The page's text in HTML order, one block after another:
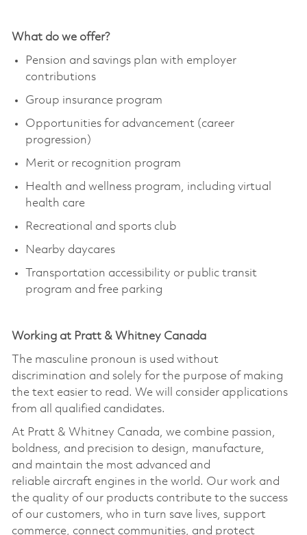
What do we offer?
Pension and savings plan with employer
contributions
Group insurance program
Opportunities for advancement (career
progression)
Merit or recognition program
Health and wellness program, including virtual
health care
Recreational and sports club
Nearby daycares
Transportation accessibility or public transit
program and free parking
Working at Pratt & Whitney Canada
The masculine pronoun is used without
discrimination and solely for the purpose of making
the text easier to read. We will consider applications
from all qualified candidates.
At Pratt & Whitney Canada, we combine passion,
boldness, and precision to design, manufacture,
and maintain the most advanced and
reliable aircraft engines in the world. Our work and
the quality of our products contribute to the success
of our customers, who in turn save lives, support
commerce, connect communities, and protect